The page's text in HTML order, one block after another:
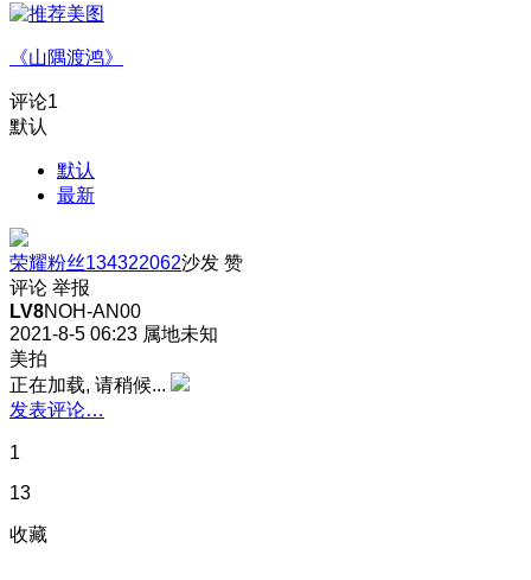
《山隅渡鸿》
评论1
默认
默认
最新
荣耀粉丝134322062沙发 赞
评论 举报
LV8NOH-AN00
2021-8-5 06:23 属地未知
美拍
正在加载, 请稍候...
发表评论…
1
13
收藏